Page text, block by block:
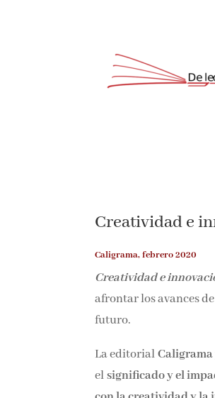
Creatividad e
Caligrama, febrero 2020
Creatividad e
afrontar los avances
futuro.
La editorial
elsignificado y el